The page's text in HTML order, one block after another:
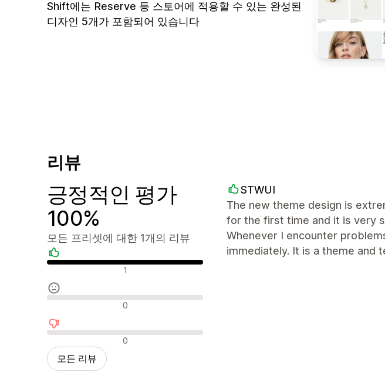
Shift에는 Reserve 등 스토어에 적용할 수 있는 완성된
디자인 5개가 포함되어 있습니다
리뷰
긍정적인 평가
100%
모든 프리셋에 대한 1개의 리뷰
긍정적인 리뷰 1
중립적인 리뷰 0
부정적인 리뷰 0
모든 리뷰
STWUI
The new theme design is
for the first time and it is very
Whenever I encounter
immediately. It is a theme and